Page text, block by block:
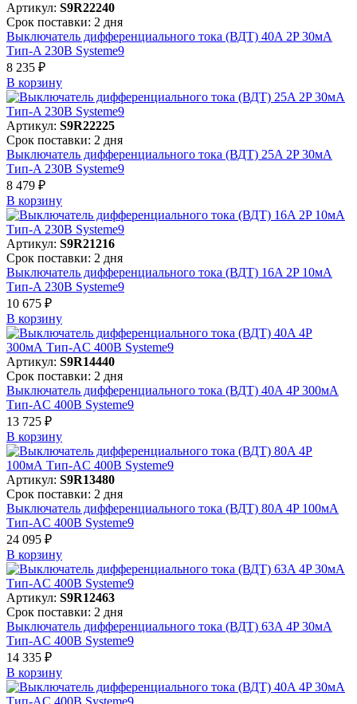
Артикул: S9R22240
Срок поставки: 2 дня
Выключатель дифференциального тока (ВДТ) 40A 2P 30мА
Тип-A 230В Systeme9
8 235 ₽
В корзинy
Артикул: S9R22225
Срок поставки: 2 дня
Выключатель дифференциального тока (ВДТ) 25A 2P 30мА
Тип-A 230В Systeme9
8 479 ₽
В корзинy
Артикул: S9R21216
Срок поставки: 2 дня
Выключатель дифференциального тока (ВДТ) 16A 2P 10мА
Тип-A 230В Systeme9
10 675 ₽
В корзинy
Артикул: S9R14440
Срок поставки: 2 дня
Выключатель дифференциального тока (ВДТ) 40A 4P 300мА
Тип-AC 400В Systeme9
13 725 ₽
В корзинy
Артикул: S9R13480
Срок поставки: 2 дня
Выключатель дифференциального тока (ВДТ) 80A 4P 100мА
Тип-AC 400В Systeme9
24 095 ₽
В корзинy
Артикул: S9R12463
Срок поставки: 2 дня
Выключатель дифференциального тока (ВДТ) 63A 4P 30мА
Тип-AC 400В Systeme9
14 335 ₽
В корзинy